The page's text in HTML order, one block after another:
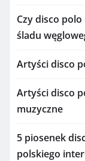
Czy disco
śladu
Artyści disco
Artyści disco
muzyczne
5 piosenek
polskiego